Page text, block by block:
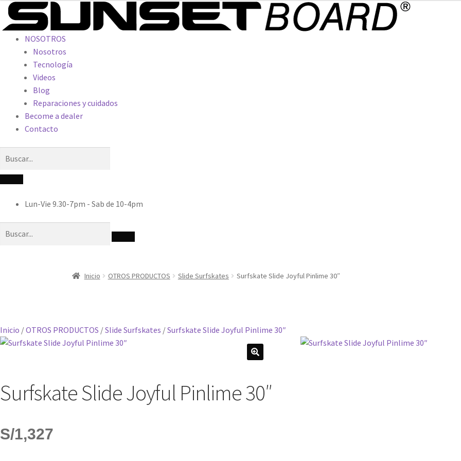
NOSOTROS
Nosotros
Tecnología
Videos
Blog
Reparaciones y cuidados
Become a dealer
Contacto
Lun-Vie 9.30-7pm - Sab de 10-4pm
Inicio OTROS PRODUCTOS Slide Surfskates Surfskate Slide Joyful Pinlime 30″
Inicio /OTROS PRODUCTOS /Slide Surfskates /Surfskate Slide Joyful Pinlime 30″
Surfskate Slide Joyful Pinlime 30″
S/1,327